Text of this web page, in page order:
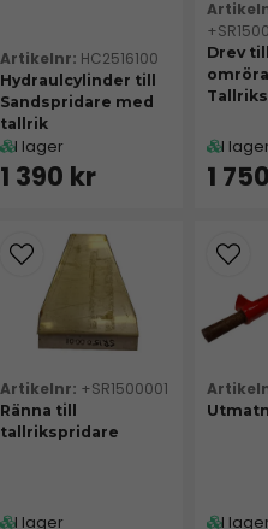
HC2516100
Hydraulcylinder till
Sandspridare med
tallrik
I lager
1 390 kr
Drev till
I lager
1
+SR1500001
Ränna till
tallrikspridare
I lager I lager